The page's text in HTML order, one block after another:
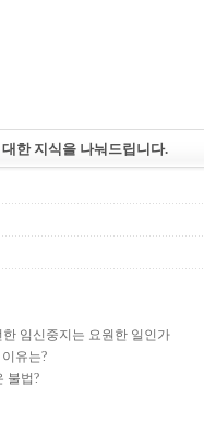
한 지식을 나눠드립니다.
임신중지는 요원한 일인가
유는?
불법?